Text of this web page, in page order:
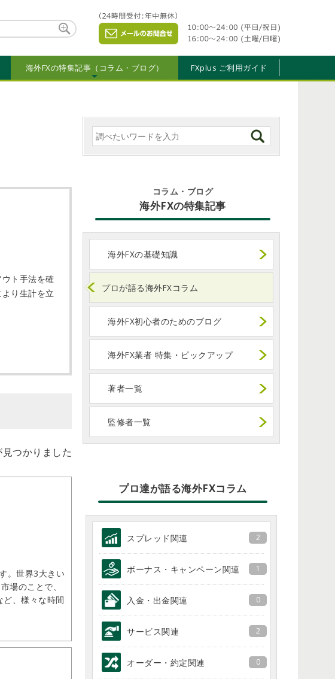
海外FXの特集記事（コラム・ブログ） FXplus ご利用ガイド
ト手法を確
り生計を立
つかりました
。世界3大きい
場のことで、
、様々な時間
コラム・ブログ
海外FXの特集記事
海外FXの基礎知識
プロが語る海外FXコラム
海外FX初心者のためのブログ
海外FX業者 特集・ピックアップ
著者一覧
監修者一覧
プロ達が語る海外FXコラム
スプレッド関連 2
ボーナス・キャンペーン関連 1
入金・出金関連 0
サービス関連 2
オーダー・約定関連 0